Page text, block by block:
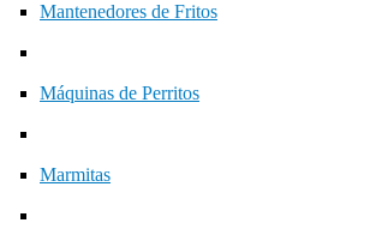
Mantenedores de Fritos
Máquinas de Perritos
Marmitas